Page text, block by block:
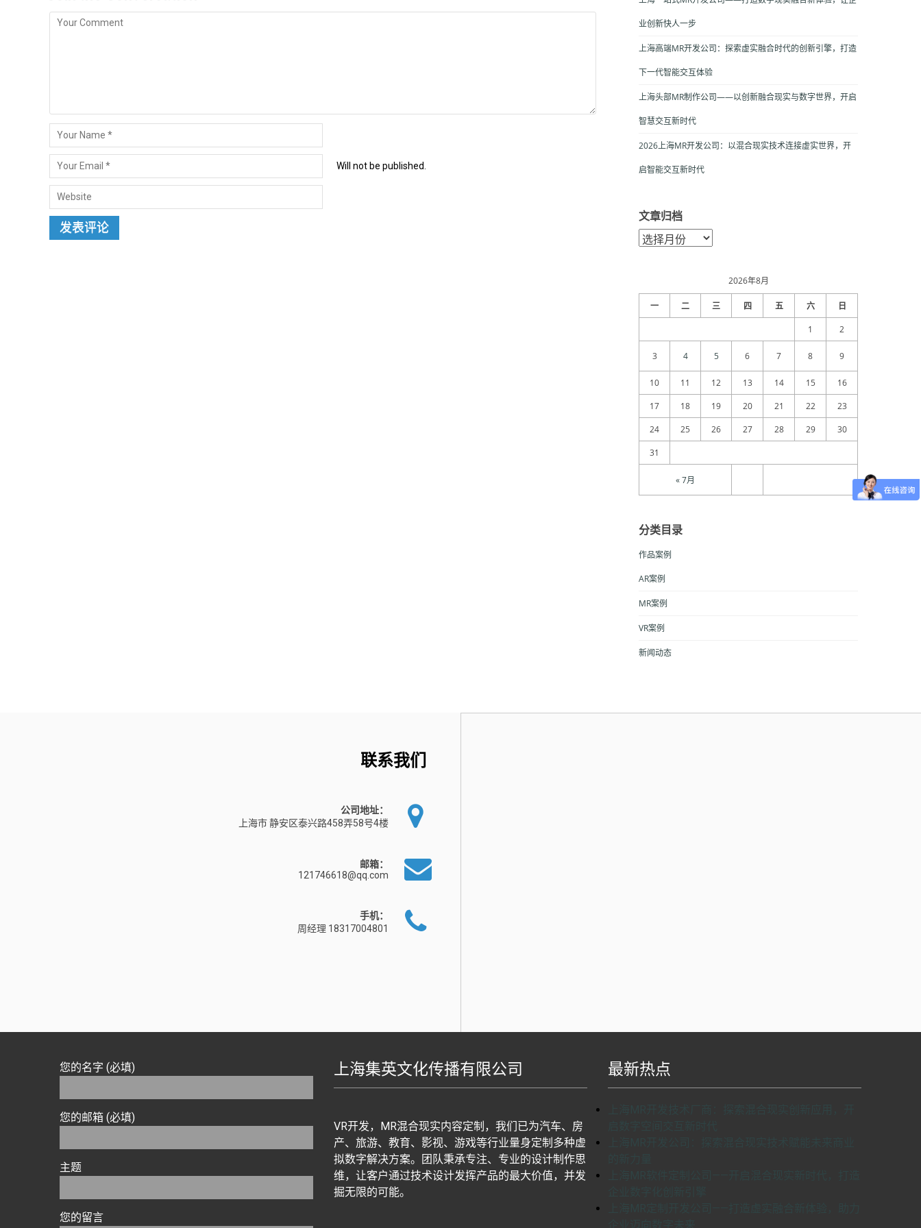
Will not be published.
业创新快人一步
上海高端MR开发公司：探索虚实融合时代的创新引擎，打造
下一代智能交互体验
上海头部MR制作公司——以创新融合现实与数字世界，开启
智慧交互新时代
2026上海MR开发公司：以混合现实技术连接虚实世界，开
启智能交互新时代
文章归档
文
章
2026年8月
一 二 三 四 五 六 日
« 7月
1 2
3 4 5 6 7 8 9
10 11 12 13 14 15
16
17
18 19 20 21 22
23
24
25 26 27 28 29
30
31
分类目录
作品案例
AR案例
MR案例
VR案例
新闻动态
联系我们
公司地址：
上海市 静安区泰兴路458弄58号4楼
邮箱：
121746618@qq.com
手机：
周经理 18317004801
您的名字 (必填)
您的邮箱 (必填)
主题
您的留言
上海集英文化传播有限公司
VR开发，MR混合现实内容定制，我们已为汽车、房
产、旅游、教育、影视、游戏等行业量身定制多种虚
拟数字解决方案。团队秉承专注、专业的设计制作思
维，让客户通过技术设计发挥产品的最大价值，并发
掘无限的可能。
最新热点